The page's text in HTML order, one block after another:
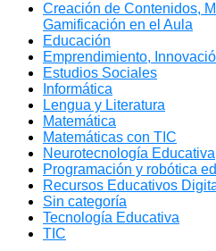
Creación de Contenidos,
Gamificación en el Aula
Educación
Emprendimiento,
Estudios Sociales
Informática
Lengua y Literatura
Matemática
Matemáticas con TIC
Neurotecnología Educativa
Programación y robótica
Recursos Educativos
Sin categoría
Tecnología Educativa
TIC